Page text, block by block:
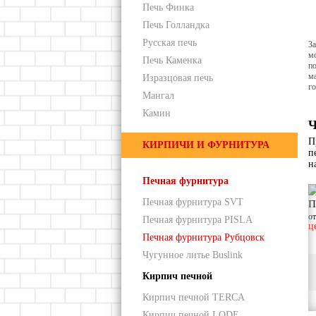
Печь Финка
Печь Голландка
Русская печь
Печь Каменка
Изразцовая печь
Мангал
Камин
КИРПИЧИ И ФУРНИТУРА
Печная фурнитура
Печная фурнитура SVT
Печная фурнитура PISLA
Печная фурнитура Рубцовск
Чугунное литье Buslink
Кирпич печной
Кирпич печной TERCA